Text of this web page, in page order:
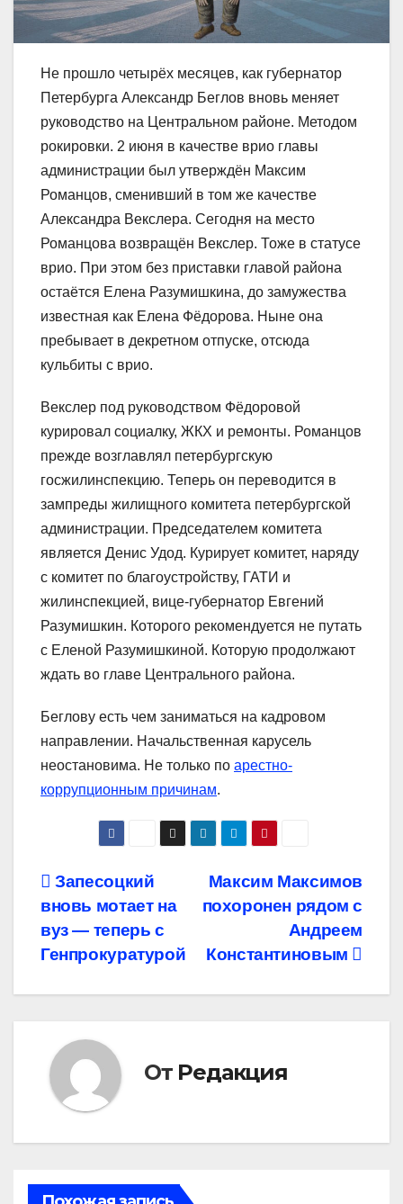
Не прошло четырёх месяцев, как губернатор
Петербурга Александр Беглов вновь меняет
руководство на Центральном районе. Методом
рокировки. 2 июня в качестве врио главы
администрации был утверждён Максим
Романцов, сменивший в том же качестве
Александра Векслера. Сегодня на место
Романцова возвращён Векслер. Тоже в статусе
врио. При этом без приставки главой района
остаётся Елена Разумишкина, до замужества
известная как Елена Фёдорова. Ныне она
пребывает в декретном отпуске, отсюда
кульбиты с врио.
Векслер под руководством Фёдоровой
курировал социалку, ЖКХ и ремонты. Романцов
прежде возглавлял петербургскую
госжилинспекцию. Теперь он переводится в
зампреды жилищного комитета петербургской
администрации. Председателем комитета
является Денис Удод. Курирует комитет, наряду
с комитет по благоустройству, ГАТИ и
жилинспекцией, вице-губернатор Евгений
Разумишкин. Которого рекомендуется не путать
с Еленой Разумишкиной. Которую продолжают
ждать во главе Центрального района.
Беглову есть чем заниматься на кадровом
направлении. Начальственная карусель
неостановима. Не только по арестно-
коррупционным причинам.
Навигация
по
записям
Максим Максимов
похоронен рядом с
Андреем
Константиновым
Запесоцкий
вновь мотает на
вуз — теперь с
Генпрокуратурой
От Редакция